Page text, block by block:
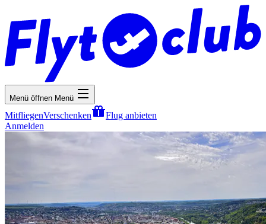
Menü öffnen Menü
MitfliegenVerschenken
Flug anbieten
Anmelden